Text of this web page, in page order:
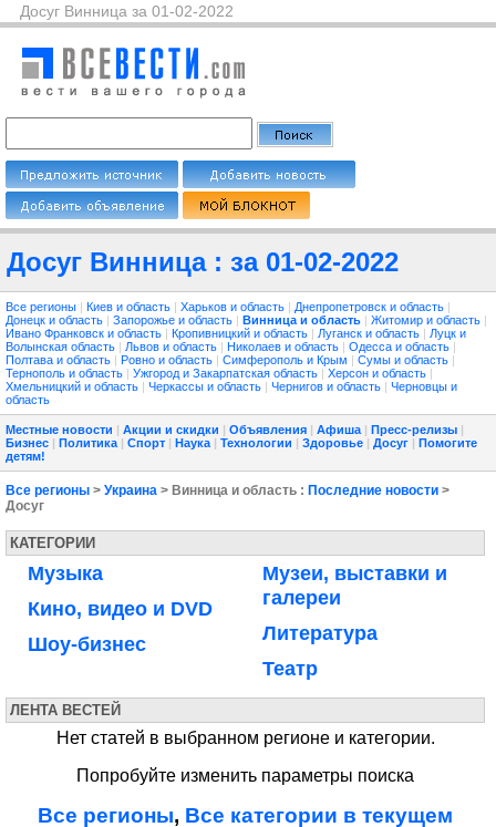
Досуг Винница за 01-02-2022
Досуг Винница : за 01-02-2022
Все регионы | Киев и область | Харьков и область | Днепропетровск и область |
Донецк и область | Запорожье и область | Винница и область | Житомир и область |
Ивано Франковск и область | Кропивницкий и область | Луганск и область | Луцк и
Волынская область | Львов и область | Николаев и область | Одесса и область |
Полтава и область | Ровно и область | Симферополь и Крым | Сумы и область |
Тернополь и область | Ужгород и Закарпатская область | Херсон и область |
Хмельницкий и область | Черкассы и область | Чернигов и область | Черновцы и
область
Местные новости | Акции и скидки | Объявления | Афиша | Пресс-релизы |
Бизнес | Политика | Спорт | Наука | Технологии | Здоровье | Досуг | Помогите
детям!
Все регионы > Украина > Винница и область : Последние новости >
Досуг
КАТЕГОРИИ
Музыка
Кино, видео и DVD
Шоу-бизнес
Музеи, выставки и
галереи
Литература
Театр
ЛЕНТА ВЕСТЕЙ
Нет статей в выбранном регионе и категории.
Попробуйте изменить параметры поиска
Все регионы, Все категории в текущем